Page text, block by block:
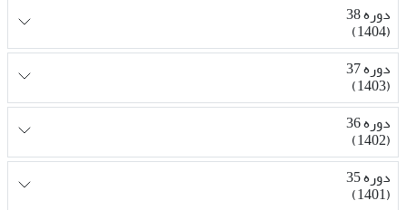
دوره 38
(1404)
دوره 37
(1403)
دوره 36
(1402)
دوره 35
(1401)